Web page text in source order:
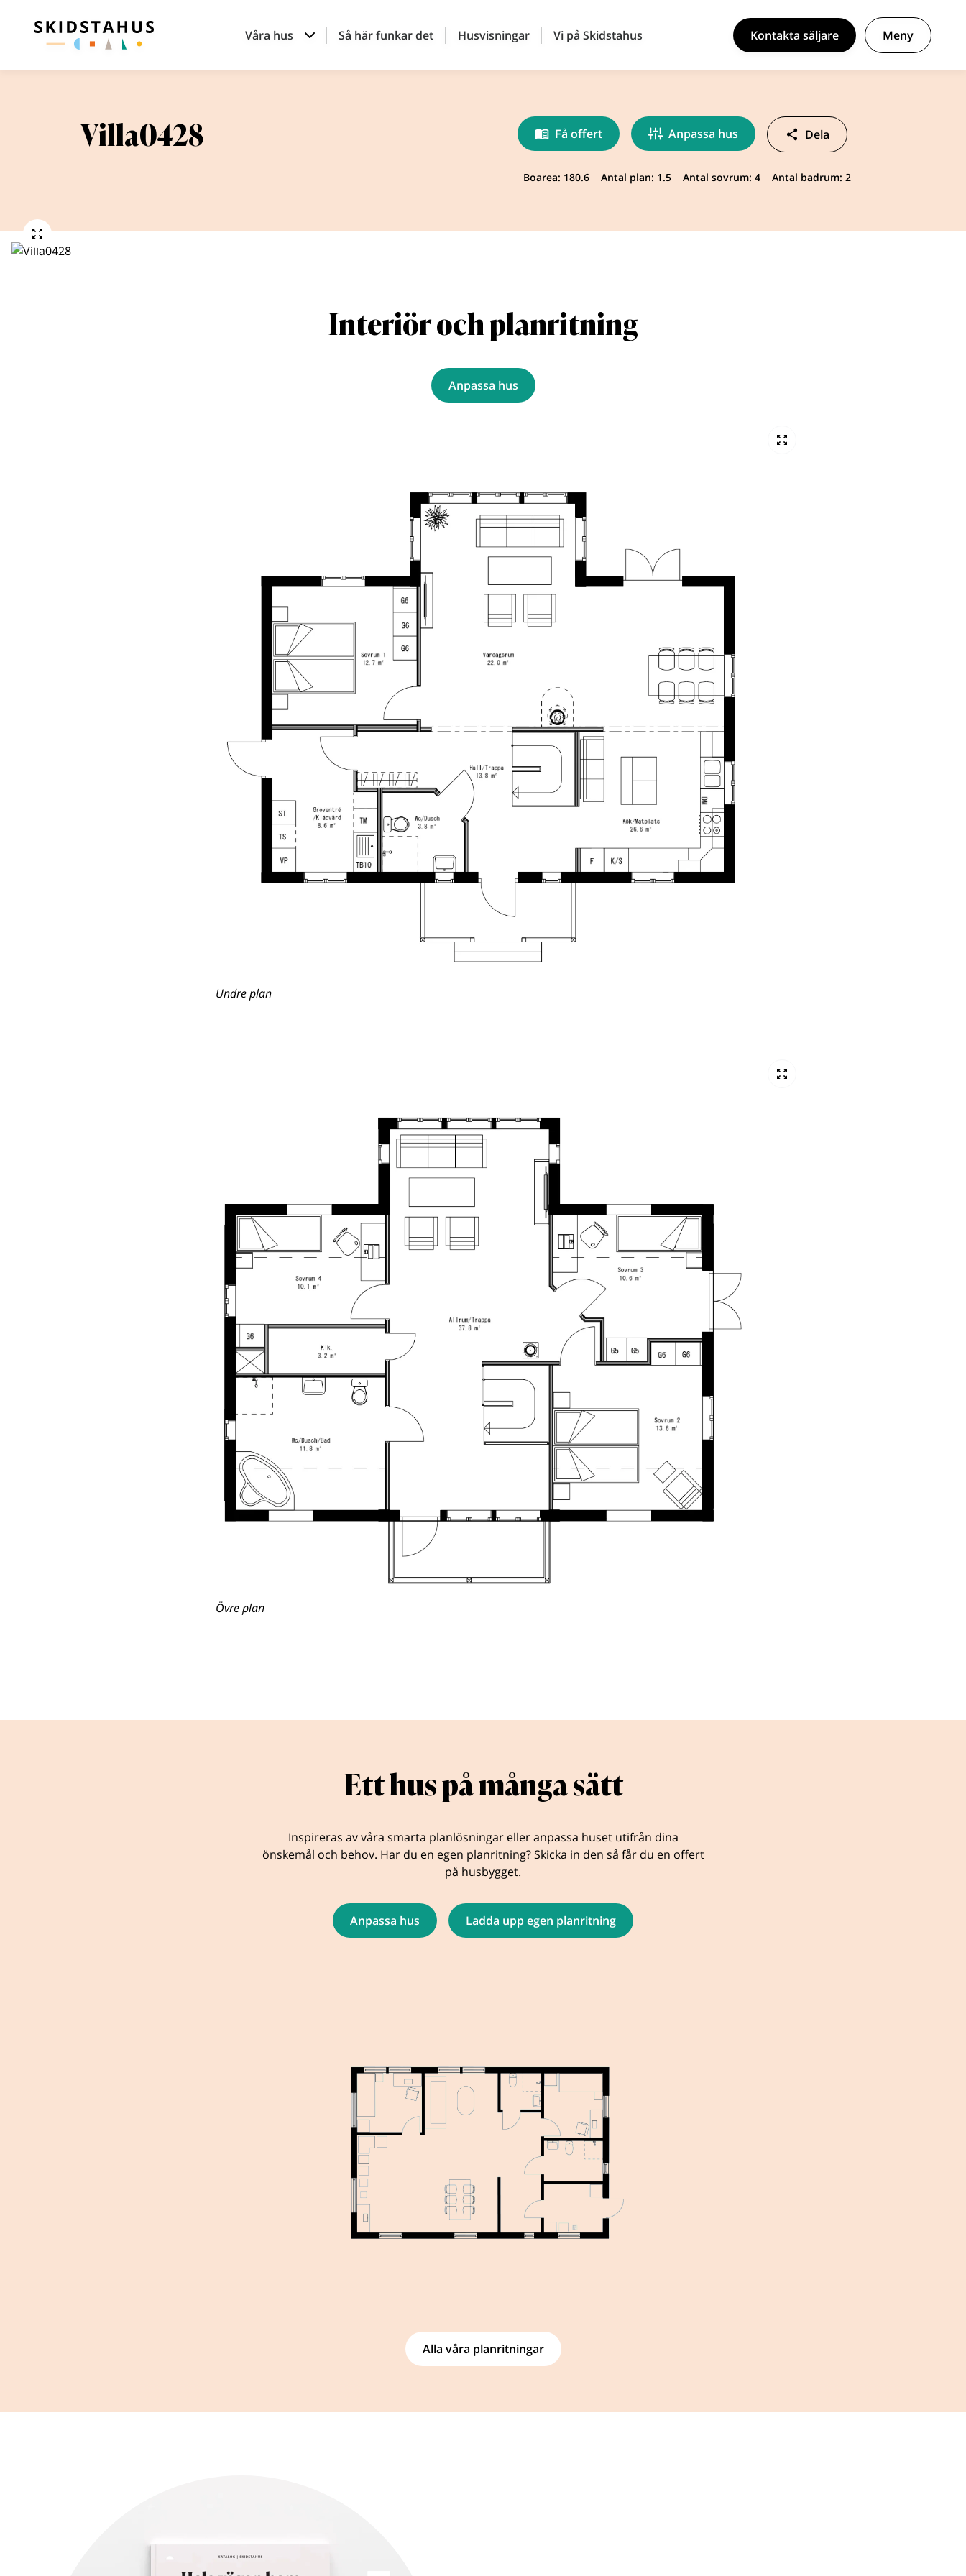
Våra hus Så här funkar det Husvisningar Vi på Skidstahus Kontakta säljare Meny
Villa0428 Få offert Anpassa hus Dela
Boarea: 180.6 Antal plan: 1.5 Antal sovrum: 4 Antal badrum: 2
Interiör och planritning
Anpassa hus
Undre plan
Övre plan
Ett hus på många sätt
Inspireras av våra smarta planlösningar eller anpassa huset utifrån dina
önskemål och behov. Har du en egen planritning? Skicka in den så får du en offert
på husbygget.
Anpassa hus Ladda upp egen planritning
Alla våra planritningar